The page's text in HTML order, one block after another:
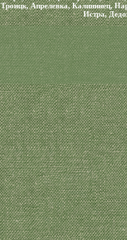
Троицк, Апрелевка, Калининец,
Истра,